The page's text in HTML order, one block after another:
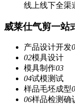
线上线下全渠
威莱仕气剪一站
产品设计开发
02模具设计
模具制作03
04试模测试
样品毛坯成型
06样品检测确